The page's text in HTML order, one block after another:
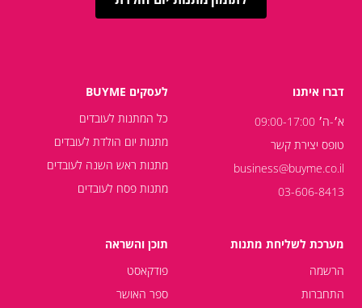
דברו איתנו
א׳-ה׳ 09:00-17:00
טופס יצירת קשר
business@buyme.co.il
03-606-8413
לעסקים BUYME
כל המתנות לעובדים
מתנות יום הולדת לעובדים
מתנות ראש השנה לעובדים
מתנות פסח לעובדים
מערכת לשליחת מתנות
הרשמה
התחברות
תוכן והשראה
פודקאסט
ספר האושר